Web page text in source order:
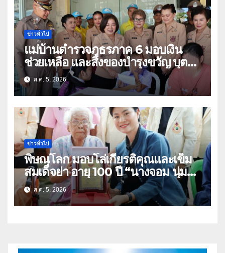
ข่าวทั่วไป
แม่บ้านตำรวจภูธรภาค 6 มอบเงิน
ช่วยเหลือ และสิ่งของบำรุงขวัญ บุตร-
ธิดา ข้าราชการตำรวจจังหวัด
อุทัยธานี
ส.ค. 5, 2026
ข่าวทั่วไป
พิษณุโลก มอบโล่เกียรติคุณและเข็ม
สมเด็จย่า อายุ 100 ปี “นางจอม นุ่ม
เนตร” ตำบลบ้านกร่าง อำเภอเมือง
ส.ค. 5, 2026